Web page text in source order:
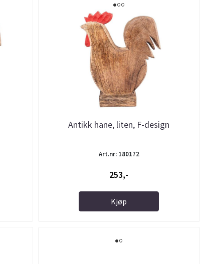
Antikk hane, liten, F-design
Art.nr: 180172
253,-
Kjøp